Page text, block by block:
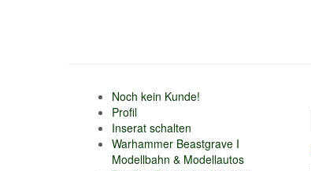
Noch kein Kunde!
Profil
Inserat schalten
Warhammer Beastgrave I
Modellbahn & Modellautos